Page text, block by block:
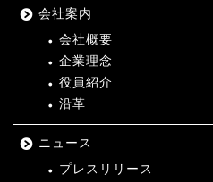
会社案内
会社概要
企業理念
役員紹介
沿革
ニュース
プレスリリース